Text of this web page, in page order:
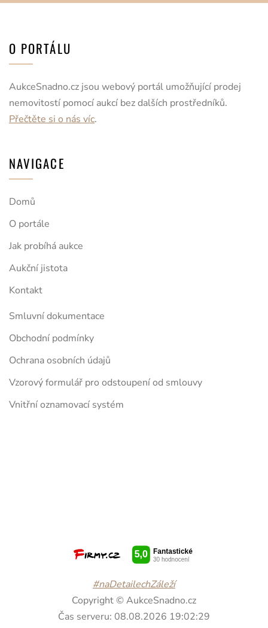
O PORTÁLU
AukceSnadno.cz jsou webový portál umožňující prodej
nemovitostí pomocí aukcí bez dalších prostředníků.
Přečtěte si o nás víc.
NAVIGACE
Domů
O portále
Jak probíhá aukce
Aukční jistota
Kontakt
Smluvní dokumentace
Obchodní podmínky
Ochrana osobních údajů
Vzorový formulář pro odstoupení od smlouvy
Vnitřní oznamovací systém
#naDetailechZáleží
Copyright © AukceSnadno.cz
Čas serveru: 08.08.2026 19:02:29